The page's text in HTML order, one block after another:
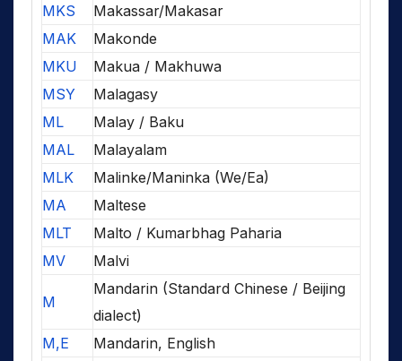
MKS
Makassar/Makasar
MAK
Makonde
MKU
Makua / Makhuwa
MSY
Malagasy
ML
Malay / Baku
MAL
Malayalam
MLK
Malinke/Maninka (We/Ea)
MA
Maltese
MLT
Malto / Kumarbhag Paharia
MV
Malvi
M
Mandarin (Standard Chinese / Beijing
dialect)
M,E
Mandarin, English